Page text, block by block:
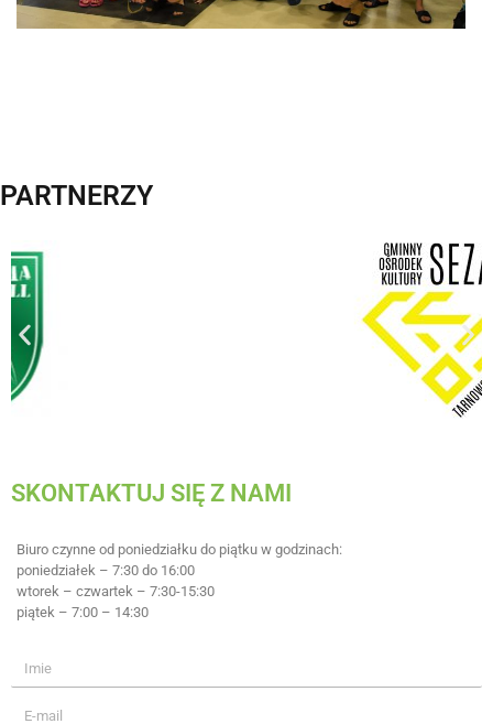
PARTNERZY
SKONTAKTUJ SIĘ Z NAMI
Biuro czynne od poniedziałku do piątku w godzinach:
poniedziałek – 7:30 do 16:00
wtorek – czwartek – 7:30-15:30
piątek – 7:00 – 14:30